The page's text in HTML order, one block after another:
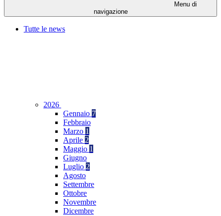
Menu di
navigazione
Tutte le news
2026
Gennaio 7
Febbraio
Marzo 1
Aprile 2
Maggio 1
Giugno
Luglio 2
Agosto
Settembre
Ottobre
Novembre
Dicembre